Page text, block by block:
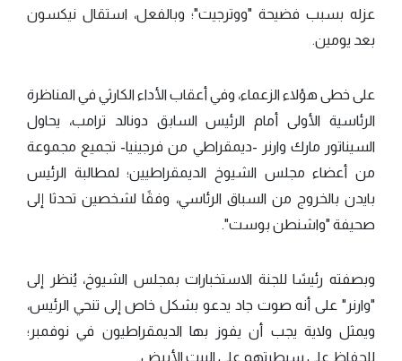
عزله بسبب فضيحة "ووترجيت"؛ وبالفعل، استقال نيكسون
بعد يومين.
على خطى هؤلاء الزعماء، وفي أعقاب الأداء الكارثي في المناظرة
الرئاسية الأولى أمام الرئيس السابق دونالد ترامب، يحاول
السيناتور مارك وارنر -ديمقراطي من فرجينيا- تجميع مجموعة
من أعضاء مجلس الشيوخ الديمقراطيين؛ لمطالبة الرئيس
بايدن بالخروج من السباق الرئاسي، وفقًا لشخصين تحدثا إلى
صحيفة "واشنطن بوست".
وبصفته رئيسًا للجنة الاستخبارات بمجلس الشيوخ، يُنظر إلى
"وارنر" على أنه صوت جاد يدعو بشكل خاص إلى تنحي الرئيس،
ويمثل ولاية يجب أن يفوز بها الديمقراطيون في نوفمبر؛
للحفاظ على سيطرتهم على البيت الأبيض.